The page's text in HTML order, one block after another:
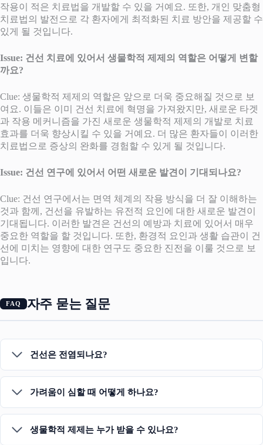
작용이 적은 치료법을 개발할 수 있을 거예요. 또한, 개인 맞춤형
치료법의 발전으로 각 환자에게 최적화된 치료 방안을 제공할 수
있게 될 것입니다.
Issue: 건선 치료에 있어서 생물학적 제제의 역할은 어떻게 변할
까요?
Clue: 생물학적 제제의 역할은 앞으로 더욱 중요해질 것으로 보
여요. 이들은 이미 건선 치료에 혁명을 가져왔지만, 새로운 타겟
과 작용 메커니즘을 가진 새로운 생물학적 제제의 개발로 치료
효과를 더욱 향상시킬 수 있을 거예요. 더 많은 환자들이 이러한
치료법으로 증상의 완화를 경험할 수 있게 될 것입니다.
Issue: 건선 연구에 있어서 어떤 새로운 발견이 기대되나요?
Clue: 건선 연구에서는 면역 체계의 작용 방식을 더 잘 이해하는
것과 함께, 건선을 유발하는 유전적 요인에 대한 새로운 발견이
기대됩니다. 이러한 발견은 건선의 예방과 치료에 있어서 매우
중요한 역할을 할 것입니다. 또한, 환경적 요인과 생활 습관이 건
선에 미치는 영향에 대한 연구도 중요한 진전을 이룰 것으로 보
입니다.
자주 묻는 질문
건선은 전염되나요?
가려움이 심할 때 어떻게 하나요?
생물학적 제제는 누가 받을 수 있나요?